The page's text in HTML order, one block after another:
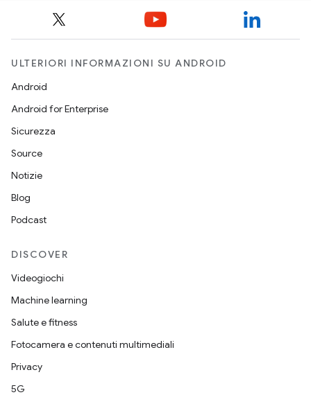
ULTERIORI INFORMAZIONI SU ANDROID
Android
Android for Enterprise
Sicurezza
Source
Notizie
Blog
Podcast
DISCOVER
Videogiochi
Machine learning
Salute e fitness
Fotocamera e contenuti multimediali
Privacy
5G